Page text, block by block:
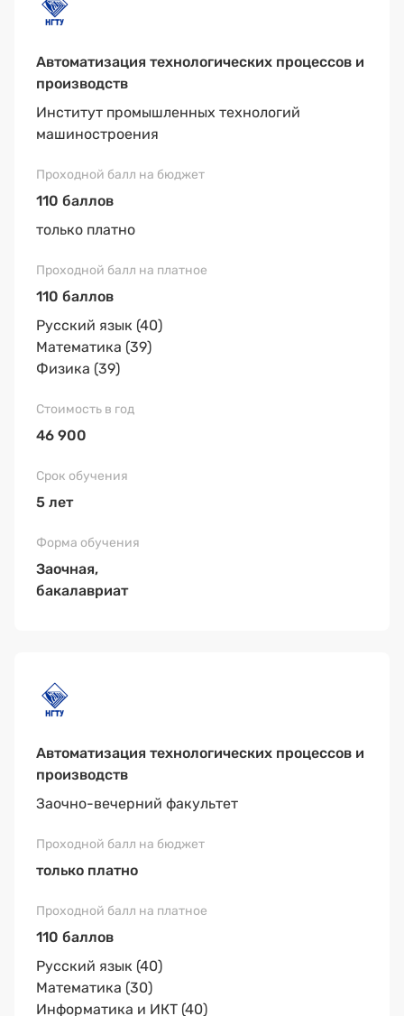
Автоматизация технологических процессов и
производств
Институт промышленных технологий
машиностроения
110 баллов
только платно
110 баллов
Русский язык (40)
Математика (39)
Физика (39)
46 900
5 лет
Заочная,
бакалавриат
Автоматизация технологических процессов и
производств
Заочно-вечерний факультет
только платно
110 баллов
Русский язык (40)
Математика (30)
Информатика и ИКТ (40)